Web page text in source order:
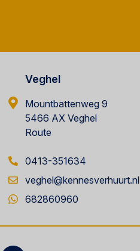
Veghel
Mountbattenweg 9
5466 AX Veghel
Route
0413-351634
veghel@kennesverhuurt.nl
682860960